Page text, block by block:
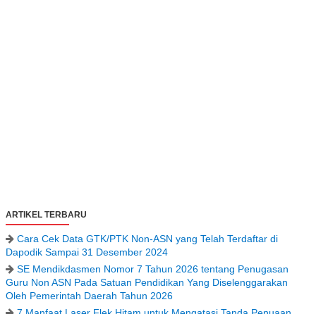
ARTIKEL TERBARU
Cara Cek Data GTK/PTK Non-ASN yang Telah Terdaftar di
Dapodik Sampai 31 Desember 2024
SE Mendikdasmen Nomor 7 Tahun 2026 tentang Penugasan
Guru Non ASN Pada Satuan Pendidikan Yang Diselenggarakan
Oleh Pemerintah Daerah Tahun 2026